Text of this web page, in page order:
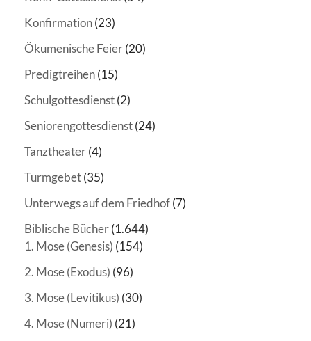
Konfirmation(23)
Ökumenische Feier(20)
Predigtreihen(15)
Schulgottesdienst(2)
Seniorengottesdienst(24)
Tanztheater(4)
Turmgebet(35)
Unterwegs auf dem Friedhof(7)
Biblische Bücher(1.644)
1. Mose (Genesis) (154)
2. Mose (Exodus) (96)
3. Mose (Levitikus) (30)
4. Mose (Numeri) (21)